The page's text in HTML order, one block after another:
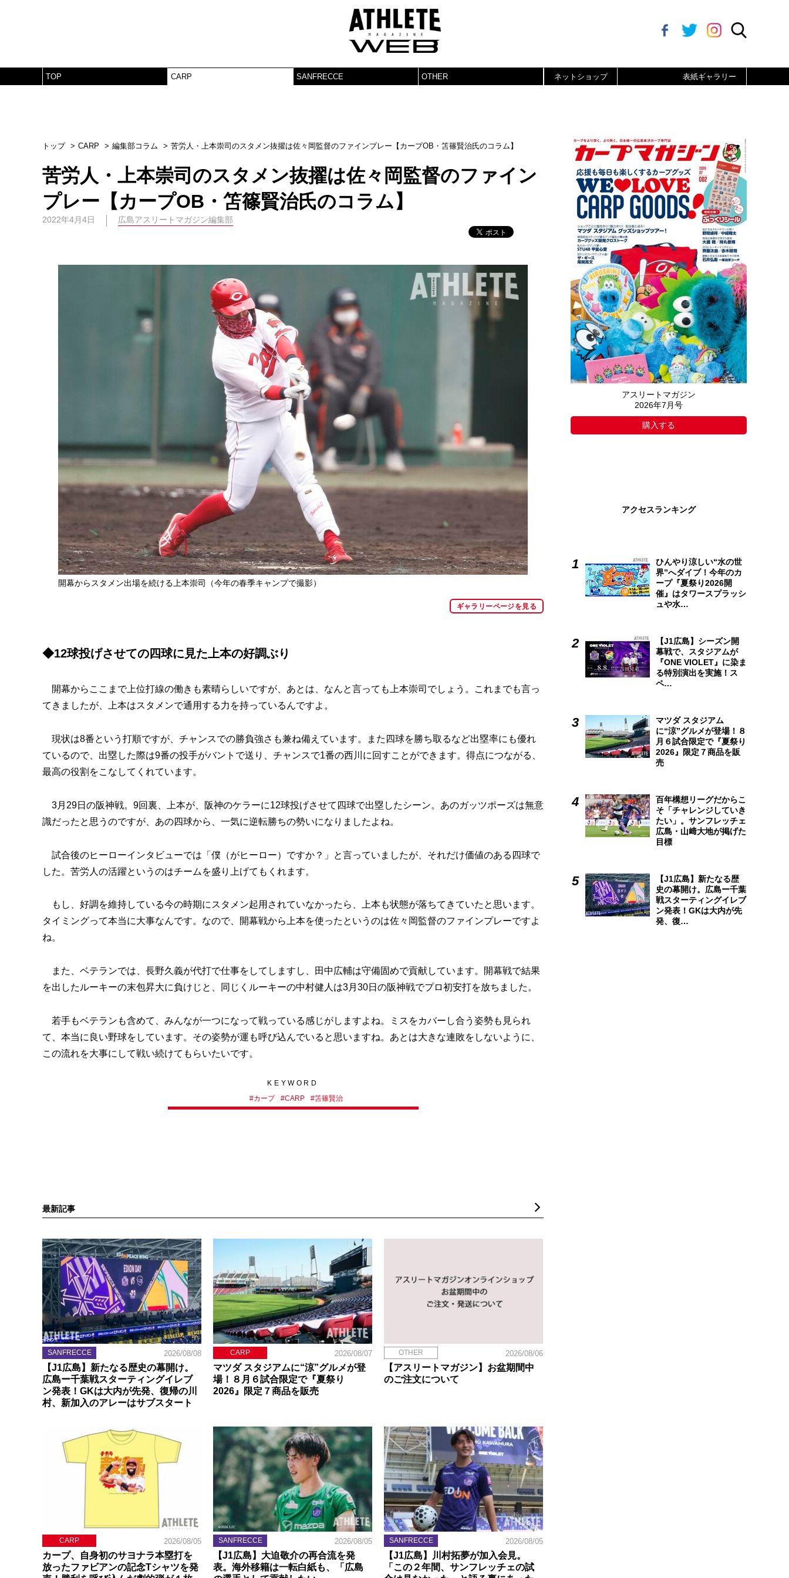
TOP CARP SANFRECCE OTHER ネットショップ 表紙ギャラリー
トップ CARP 編集部コラム 苦労人・上本崇司のスタメン抜擢は佐々岡監督のファインプレー【カープOB・笘篠賢治氏のコラム】
苦労人・上本崇司のスタメン抜擢は佐々岡監督のファイン
プレー【カープOB・笘篠賢治氏のコラム】
2022年4月4日 広島アスリートマガジン編集部
開幕からスタメン出場を続ける上本崇司（今年の春季キャンプで撮影）
ギャラリーページを見る
◆12球投げさせての四球に見た上本の好調ぶり
開幕からここまで上位打線の働きも素晴らしいですが、あとは、なんと言っても上本崇司でしょう。これまでも言っ
てきましたが、上本はスタメンで通用する力を持っているんですよ。
現状は8番という打順ですが、チャンスでの勝負強さも兼ね備えています。また四球を勝ち取るなど出塁率にも優れ
ているので、出塁した際は9番の投手がバントで送り、チャンスで1番の西川に回すことができます。得点につながる、
最高の役割をこなしてくれています。
3月29日の阪神戦。9回裏、上本が、阪神のケラーに12球投げさせて四球で出塁したシーン。あのガッツポーズは無意
識だったと思うのですが、あの四球から、一気に逆転勝ちの勢いになりましたよね。
試合後のヒーローインタビューでは「僕（がヒーロー）ですか？」と言っていましたが、それだけ価値のある四球で
した。苦労人の活躍というのはチームを盛り上げてもくれます。
もし、好調を維持している今の時期にスタメン起用されていなかったら、上本も状態が落ちてきていたと思います。
タイミングって本当に大事なんです。なので、開幕戦から上本を使ったというのは佐々岡監督のファインプレーですよ
ね。
また、ベテランでは、長野久義が代打で仕事をしてしますし、田中広輔は守備固めで貢献しています。開幕戦で結果
を出したルーキーの末包昇大に負けじと、同じくルーキーの中村健人は3月30日の阪神戦でプロ初安打を放ちました。
若手もベテランも含めて、みんなが一つになって戦っている感じがしますよね。ミスをカバーし合う姿勢も見られ
て、本当に良い野球をしています。その姿勢が運も呼び込んでいると思いますね。あとは大きな連敗をしないように、
この流れを大事にして戦い続けてもらいたいです。
KEYWORD
#カープ #CARP #笘篠賢治
最新記事
SANFRECCE 2026/08/08
【J1広島】新たなる歴史の幕開け。
広島ー千葉戦スターティングイレブ
ン発表！GKは大内が先発、復帰の川
村、新加入のアレーはサブスタート
CARP 2026/08/07
マツダ スタジアムに“涼”グルメが登
場！８月６試合限定で『夏祭り
2026』限定７商品を販売
OTHER 2026/08/06
【アスリートマガジン】お盆期間中
のご注文について
CARP 2026/08/05
カープ、自身初のサヨナラ本塁打を
放ったファビアンの記念Tシャツを発
SANFRECCE 2026/08/05
【J1広島】大迫敬介の再合流を発
表。海外移籍は一転白紙も、「広島
SANFRECCE 2026/08/05
【J1広島】川村拓夢が加入会見。
「この２年間、サンフレッチェの試
アスリートマガジン
2026年7月号
購入する
アクセスランキング
ひんやり涼しい“水の世
界”へダイブ！今年のカ
ープ『夏祭り2026開
催』はタワースプラッシ
ュや水…
【J1広島】シーズン開
幕戦で、スタジアムが
『ONE VIOLET』に染ま
る特別演出を実施！ス
ペ…
マツダ スタジアム
に“涼”グルメが登場！８
月６試合限定で『夏祭り
2026』限定７商品を販
売
百年構想リーグだからこ
そ「チャレンジしていき
たい」。サンフレッチェ
広島・山﨑大地が掲げた
目標
【J1広島】新たなる歴
史の幕開け。広島ー千葉
戦スターティングイレブ
ン発表！GKは大内が先
発、復…